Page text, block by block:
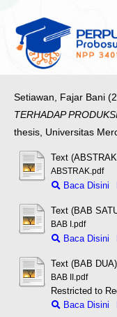
Setiawan, Fajar Bani
TERHADAP
thesis, Universitas
Text
ABSTRAK.pdf
Baca Disini
Text (BAB
BAB I.pdf
Baca Disini
Text (BAB DUA)
BAB II.pdf
Restricted to
Baca Disini